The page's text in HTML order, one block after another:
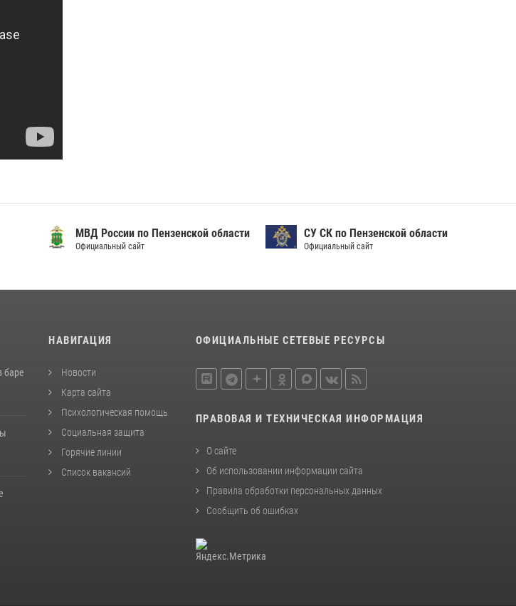
МВД России по Пензенской области
Официальный сайт
СУ СК по Пензенской области
Официальный сайт
баре
НАВИГАЦИЯ
Новости
Карта сайта
Психологическая помощь
Социальная защита
Горячие линии
Список вакансий
ОФИЦИАЛЬНЫЕ СЕТЕВЫЕ РЕСУРСЫ
ПРАВОВАЯ И ТЕХНИЧЕСКАЯ ИНФОРМАЦИЯ
О сайте
Об использовании информации сайта
Правила обработки персональных данных
Сообщить об ошибках